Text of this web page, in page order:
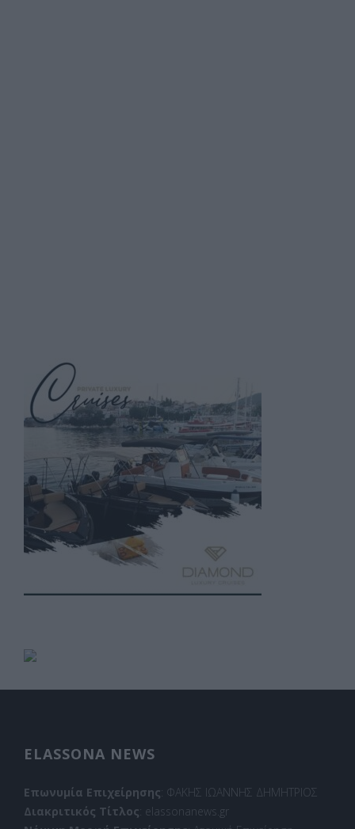
ELASSONA NEWS
Επωνυμία Επιχείρησης: ΦΑΚΗΣ ΙΩΑΝΝΗΣ ΔΗΜΗΤΡΙΟΣ
Διακριτικός Τίτλος: elassonanews.gr